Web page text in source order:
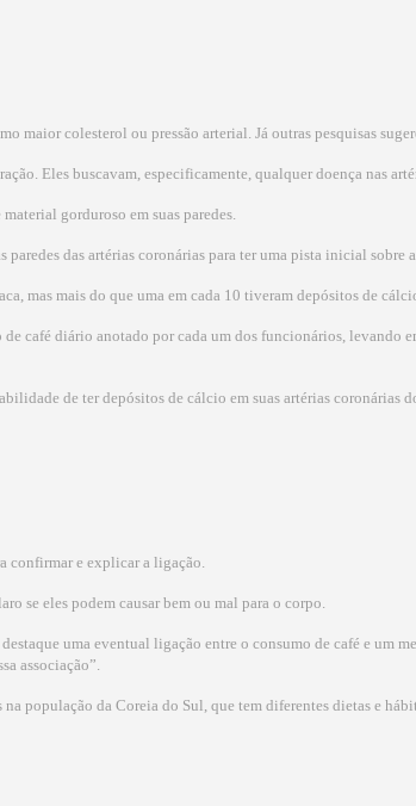
maior colesterol ou pressão arterial. Já outras pesquisas
Eles buscavam, especificamente, qualquer doença nas
gorduroso em suas paredes.
das artérias coronárias para ter uma pista inicial sobre
mas mais do que uma em cada 10 tiveram depósitos de
de café diário anotado por cada um dos funcionários, levando
de ter depósitos de cálcio em suas artérias coronárias
confirmar e explicar a ligação.
se eles podem causar bem ou mal para o corpo.
uma eventual ligação entre o consumo de café e um
associação”.
população da Coreia do Sul, que tem diferentes dietas e